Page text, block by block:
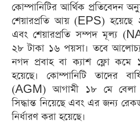
কোম্পানিটির আর্থিক প্রতিবেদন
শেয়ারপ্রতি আয় (EPS) হয়েছে
এবং শেয়ারপ্রতি সম্পদ মূল্য
২৮ টাকা ১৬ পয়সা। তবে আলোচ্য
নগদ প্রবাহ বা ক্যাশ ফ্লো
হয়েছে। কোম্পানিটি তাদের
(AGM) আগামী ১৮ মে বেলা
সিদ্ধান্ত নিয়েছে এবং এর জন্য
নির্ধারণ করা হয়েছে।